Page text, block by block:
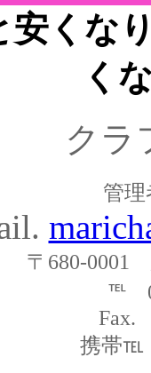
安くな
く
クラ
管
〒680-0001
℡
Fax.
携帯℡